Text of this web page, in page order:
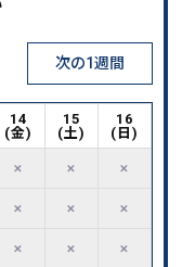
次の1週間
14
(金)
✕
✕
✕
15
(土)
✕
✕
✕
16
( 日 )
✕
✕
✕